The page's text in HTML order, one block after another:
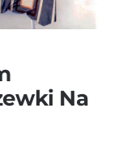
Na